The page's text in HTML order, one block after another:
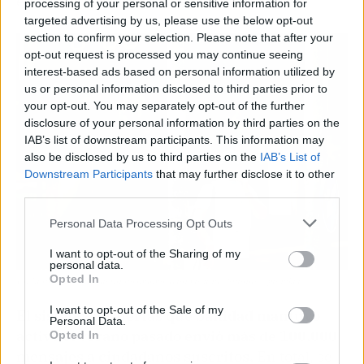
processing of your personal or sensitive information for
targeted advertising by us, please use the below opt-out
section to confirm your selection. Please note that after your
opt-out request is processed you may continue seeing
interest-based ads based on personal information utilized by
us or personal information disclosed to third parties prior to
your opt-out. You may separately opt-out of the further
disclosure of your personal information by third parties on the
IAB’s list of downstream participants. This information may
also be disclosed by us to third parties on the IAB’s List of
Downstream Participants that may further disclose it to other
Personal Data Processing Opt Outs
I want to opt-out of the Sharing of my
personal data.
Opted In
I want to opt-out of the Sale of my
Personal Data.
Opted In
Un hombre al lado de un termómetro en verano | Fuente: Agencias
El sistema de alertas que Sanidad mantuvo
activo el verano pasado envió más de 100.000